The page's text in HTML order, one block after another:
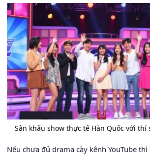
Sân khấu show thực tế Hàn Quốc với thí
Nếu chưa đủ drama cày kênh YouTube